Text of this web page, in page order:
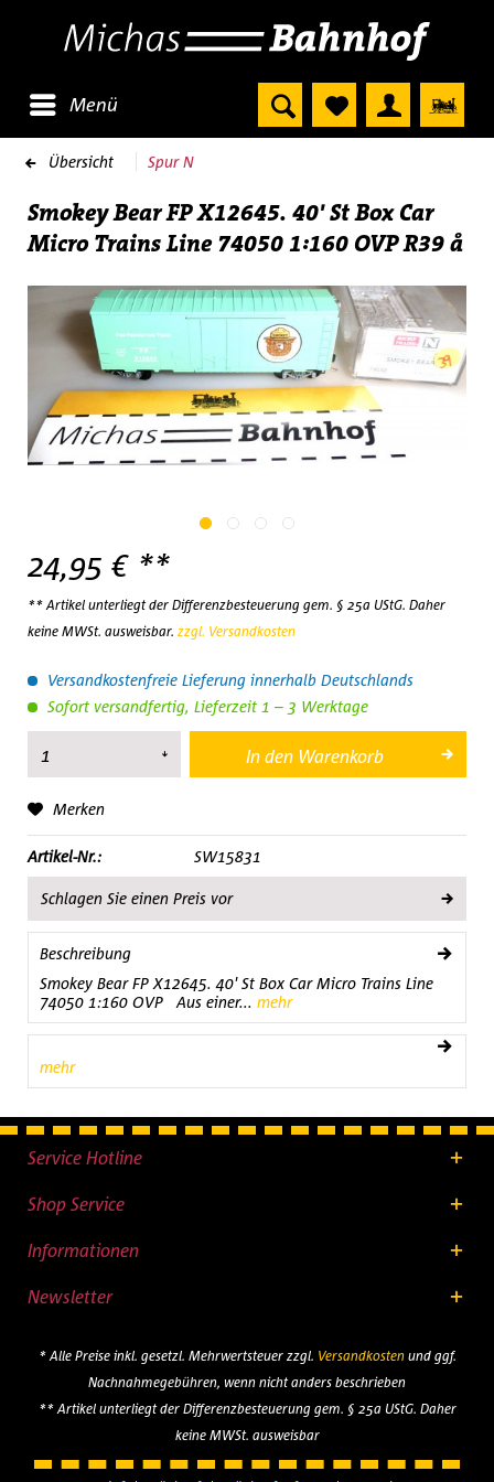
Menü
Übersicht Spur N
Smokey Bear FP X12645. 40' St Box Car
Micro Trains Line 74050 1:160 OVP R39 å
24,95 € **
** Artikel unterliegt der Differenzbesteuerung gem. § 25a UStG. Daher
keine MWSt. ausweisbar. zzgl. Versandkosten
Versandkostenfreie Lieferung innerhalb Deutschlands
Sofort versandfertig, Lieferzeit 1 – 3 Werktage
In den Warenkorb
Merken
Artikel-Nr.: SW15831
Schlagen Sie einen Preis vor
Beschreibung
Smokey Bear FP X12645. 40' St Box Car Micro Trains Line
74050 1:160 OVP Aus einer... mehr
mehr
Service Hotline
Shop Service
Informationen
Newsletter
* Alle Preise inkl. gesetzl. Mehrwertsteuer zzgl. Versandkostenund ggf.
Nachnahmegebühren, wenn nicht anders beschrieben
** Artikel unterliegt der Differenzbesteuerung gem. § 25a UStG. Daher
keine MWSt. ausweisbar